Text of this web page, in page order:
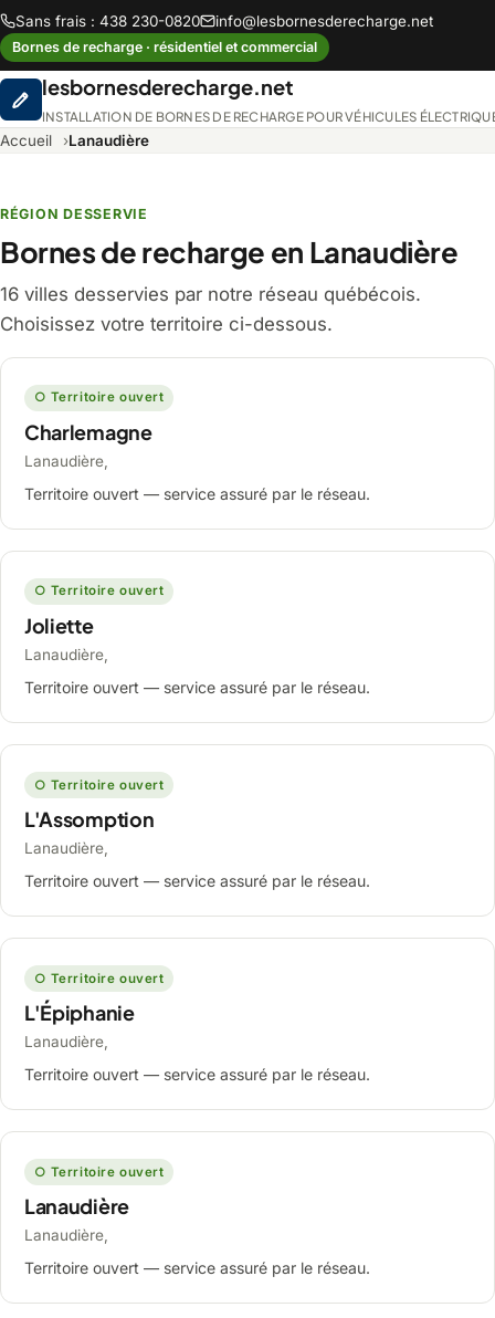
Sans frais : 438 230-0820 info@lesbornesderecharge.net
Bornes de recharge · résidentiel et commercial
lesbornesderecharge.net
INSTALLATION DE BORNES DE RECHARGE POUR VÉHICULES
Accueil Lanaudière
RÉGION DESSERVIE
Bornes de recharge en Lanaudière
16 villes desservies par notre réseau québécois.
Choisissez votre territoire ci-dessous.
○ Territoire ouvert
Charlemagne
Lanaudière,
Territoire ouvert — service assuré par le réseau.
○ Territoire ouvert
Joliette
Lanaudière,
Territoire ouvert — service assuré par le réseau.
○ Territoire ouvert
L'Assomption
Lanaudière,
Territoire ouvert — service assuré par le réseau.
○ Territoire ouvert
L'Épiphanie
Lanaudière,
Territoire ouvert — service assuré par le réseau.
○ Territoire ouvert
Lanaudière
Lanaudière,
Territoire ouvert — service assuré par le réseau.